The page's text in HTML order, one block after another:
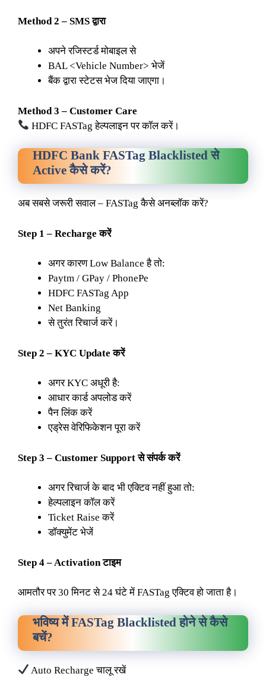
Method 2 – SMS द्वारा
अपने रजिस्टर्ड मोबाइल से
BAL <Vehicle Number> भेजें
बैंक द्वारा स्टेटस भेज दिया जाएगा।
Method 3 – Customer Care
HDFC FASTag हेल्पलाइन पर कॉल करें।
HDFC Bank FASTag Blacklisted से
Active कैसे करें?
अब सबसे जरूरी सवाल – FASTag कैसे अनब्लॉक करें?
Step 1 – Recharge करें
अगर कारण Low Balance है तो:
Paytm / GPay / PhonePe
HDFC FASTag App
Net Banking
से तुरंत रिचार्ज करें।
Step 2 – KYC Update करें
अगर KYC अधूरी है:
आधार कार्ड अपलोड करें
पैन लिंक करें
एड्रेस वेरिफिकेशन पूरा करें
Step 3 – Customer Support से संपर्क करें
अगर रिचार्ज के बाद भी एक्टिव नहीं हुआ तो:
हेल्पलाइन कॉल करें
Ticket Raise करें
डॉक्युमेंट भेजें
Step 4 – Activation टाइम
आमतौर पर 30 मिनट से 24 घंटे में FASTag एक्टिव हो जाता है।
भविष्य में FASTag Blacklisted होने से कैसे
बचें?
Auto Recharge चालू रखें